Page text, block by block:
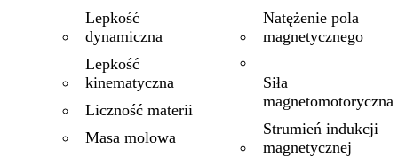
Lepkość
dynamiczna
Lepkość
kinematyczna
Liczność materii
Masa molowa
Natężenie pola
magnetycznego
Siła
magnetomotoryczna
Strumień indukcji
magnetycznej